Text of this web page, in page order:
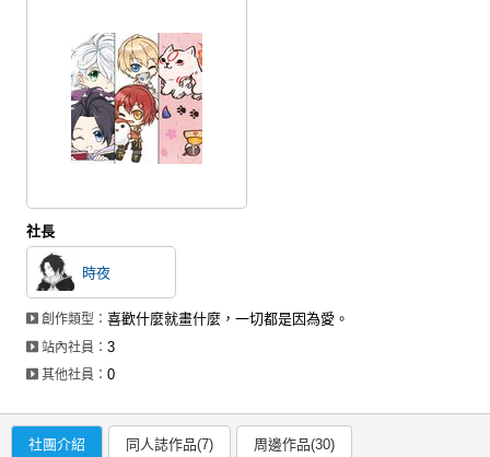
會員中心
註冊會員
登入
社長
時夜
創作類型：喜歡什麼就畫什麼，一切都是因為愛。
站內社員：3
其他社員：0
社團介紹 同人誌作品(7) 周邊作品(30)